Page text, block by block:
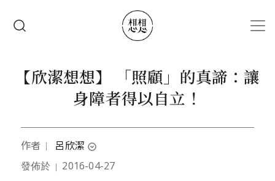
【欣潔想想】 「照顧」的真諦：讓
身障者得以自立！
作者 ｜ 呂欣潔 expand_circle_down
作者為台北人社工魂，喜歡了解世界上各種的性別與
發佈於 ｜ 2016-04-27